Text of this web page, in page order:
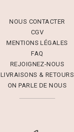
NOUS CONTACTER
CGV
MENTIONS LÉGALES
FAQ
REJOIGNEZ-NOUS
LIVRAISONS & RETOURS
ON PARLE DE NOUS